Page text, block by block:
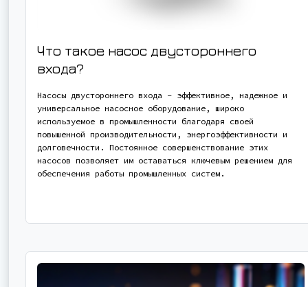
Что такое насос двустороннего
входа?
Насосы двустороннего входа - эффективное, надежное и
универсальное насосное оборудование, широко
используемое в промышленности благодаря своей
повышенной производительности, энергоэффективности и
долговечности. Постоянное совершенствование этих
насосов позволяет им оставаться ключевым решением для
обеспечения работы промышленных систем.